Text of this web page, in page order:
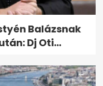
Balázsnak
Dj Oti...